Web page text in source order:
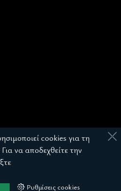
•Πολιτική cookies
cookies για τη
να αποδεχθείτε την
Ρυθμίσεις cookies